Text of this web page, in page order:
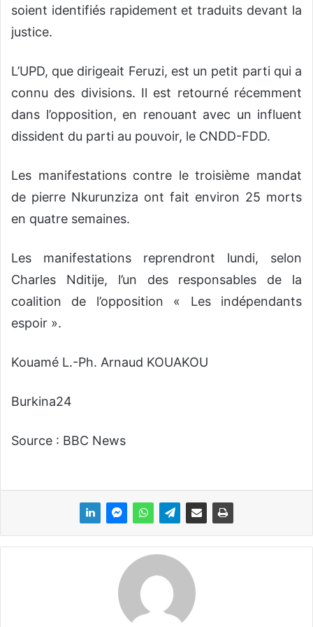
soient identifiés rapidement et traduits devant la
justice.
L’UPD, que dirigeait Feruzi, est un petit parti qui a
connu des divisions. Il est retourné récemment
dans l’opposition, en renouant avec un influent
dissident du parti au pouvoir, le CNDD-FDD.
Les manifestations contre le troisième mandat
de pierre Nkurunziza ont fait environ 25 morts
en quatre semaines.
Les manifestations reprendront lundi, selon
Charles Nditije, l’un des responsables de la
coalition de l’opposition « Les indépendants
espoir ».
Kouamé L.-Ph. Arnaud KOUAKOU
Burkina24
Source : BBC News